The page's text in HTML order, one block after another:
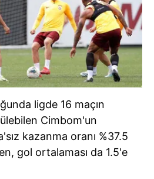
ligde 16 maçın
Cimbom'un
kazanma oranı %37.5
gol ortalaması da 1.5'e